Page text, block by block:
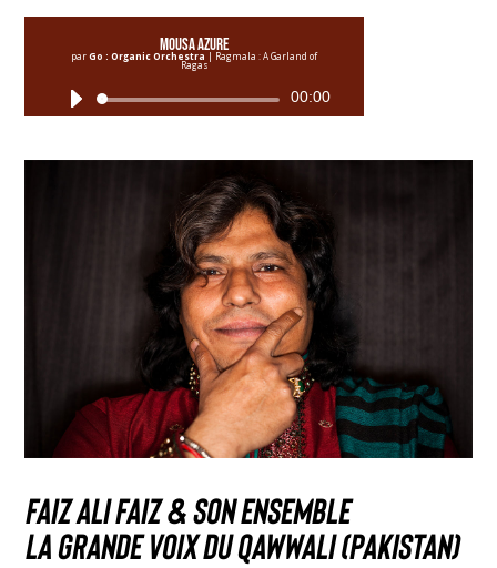
Mousa Azure
parGo : Organic Orchestra | Ragmala : A Garland of
Ragas
Lecteur
00:00
FAIZ ALI FAIZ & Son Ensemble
La grande voix du qawwali (Pakistan)